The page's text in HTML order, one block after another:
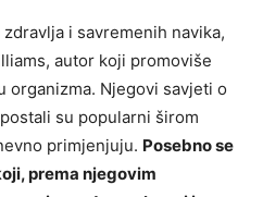
i savremenih navika,
, autor koji promoviše
organizma. Njegovi savjeti o
su popularni širom
primjenjuju. Posebno se
prema njegovim